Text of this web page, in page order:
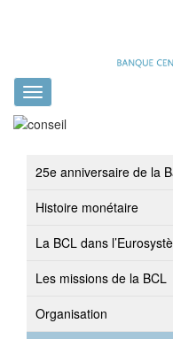
Toggle
navigation
25e anniversaire de la
Histoire monétaire
La BCL dans
Les missions de la BCL
Organisation